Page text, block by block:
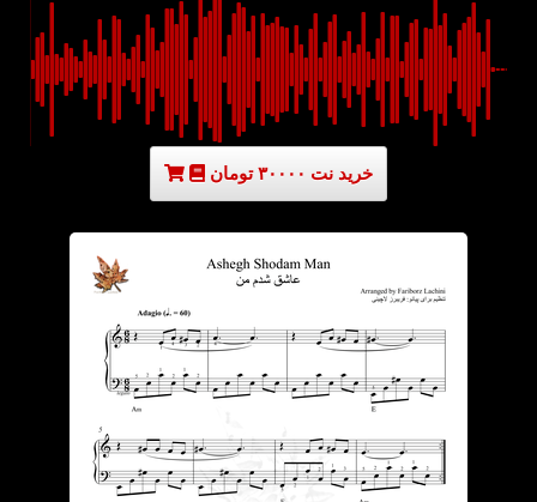
خرید نت ۳۰۰۰۰ تومان